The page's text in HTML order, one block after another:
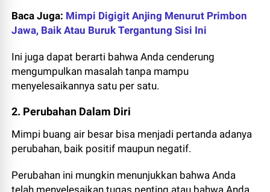
Baca Juga: Mimpi Digigit Anjing Menurut Primbon
Jawa, Baik Atau Buruk Tergantung Sisi Ini
Ini juga dapat berarti bahwa Anda cenderung
mengumpulkan masalah tanpa mampu
menyelesaikannya satu per satu.
2. Perubahan Dalam Diri
Mimpi buang air besar bisa menjadi pertanda adanya
perubahan, baik positif maupun negatif.
Perubahan ini mungkin menunjukkan bahwa Anda